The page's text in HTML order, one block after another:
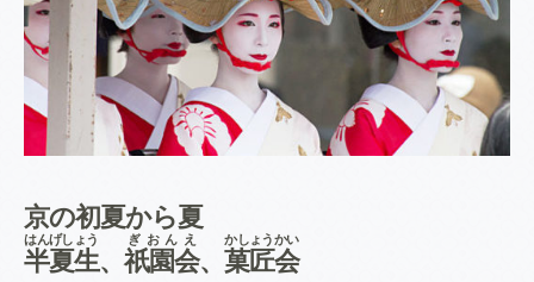
京の初夏から夏
半夏生
はんげしょう
、祇園会
ぎおんえ
、 菓匠会
かしょうかい